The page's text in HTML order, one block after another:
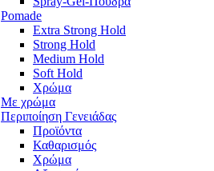
Pomade
Extra Strong Hold
Strong Hold
Medium Hold
Soft Hold
Χρώμα
Με χρώμα
Περιποίηση Γενειάδας
Προϊόντα
Καθαρισμός
Χρώμα